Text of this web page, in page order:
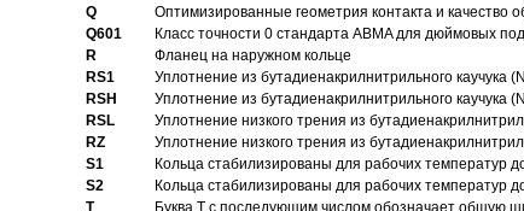
Q
Оптимизированные геометрия контакта и качество
Q601
Класс точности 0 стандарта ABMA для дюймовых
R
Фланец на наружном кольце
RS1
Уплотнение из бутадиенакрилнитрильного
RSH
Уплотнение из бутадиенакрилнитрильного
RSL
Уплотнение низкого трения из
RZ
Уплотнение низкого трения из
S1
Кольца стабилизированы для рабочих температур
S2
Кольца стабилизированы для рабочих температур
T
Буква T с последующим числом обозначает общую